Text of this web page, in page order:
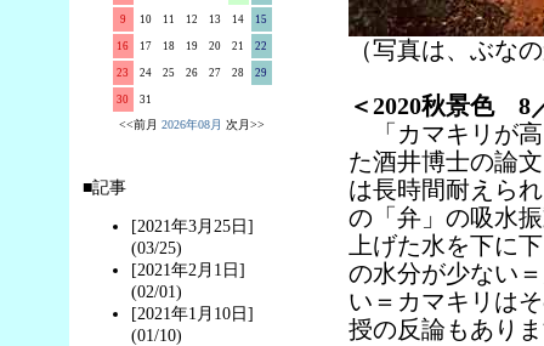
9 10 11 12 13 14 15
16 17 18 19 20 21 22
23 24 25 26 27 28 29
30 31
<<前月 2026年08月 次月>>
■記事
[2021年3月25日]
(03/25)
[2021年2月1日]
(02/01)
[2021年1月10日]
(01/10)
（写真は、ぶな
＜2020秋景色 8
「カマキリが高
た酒井博士の論
は長時間耐えら
の「弁」の吸水
上げた水を下に
の水分が少ない
い＝カマキリは
授の反論もあり